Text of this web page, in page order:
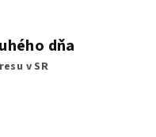
dňa
v SR